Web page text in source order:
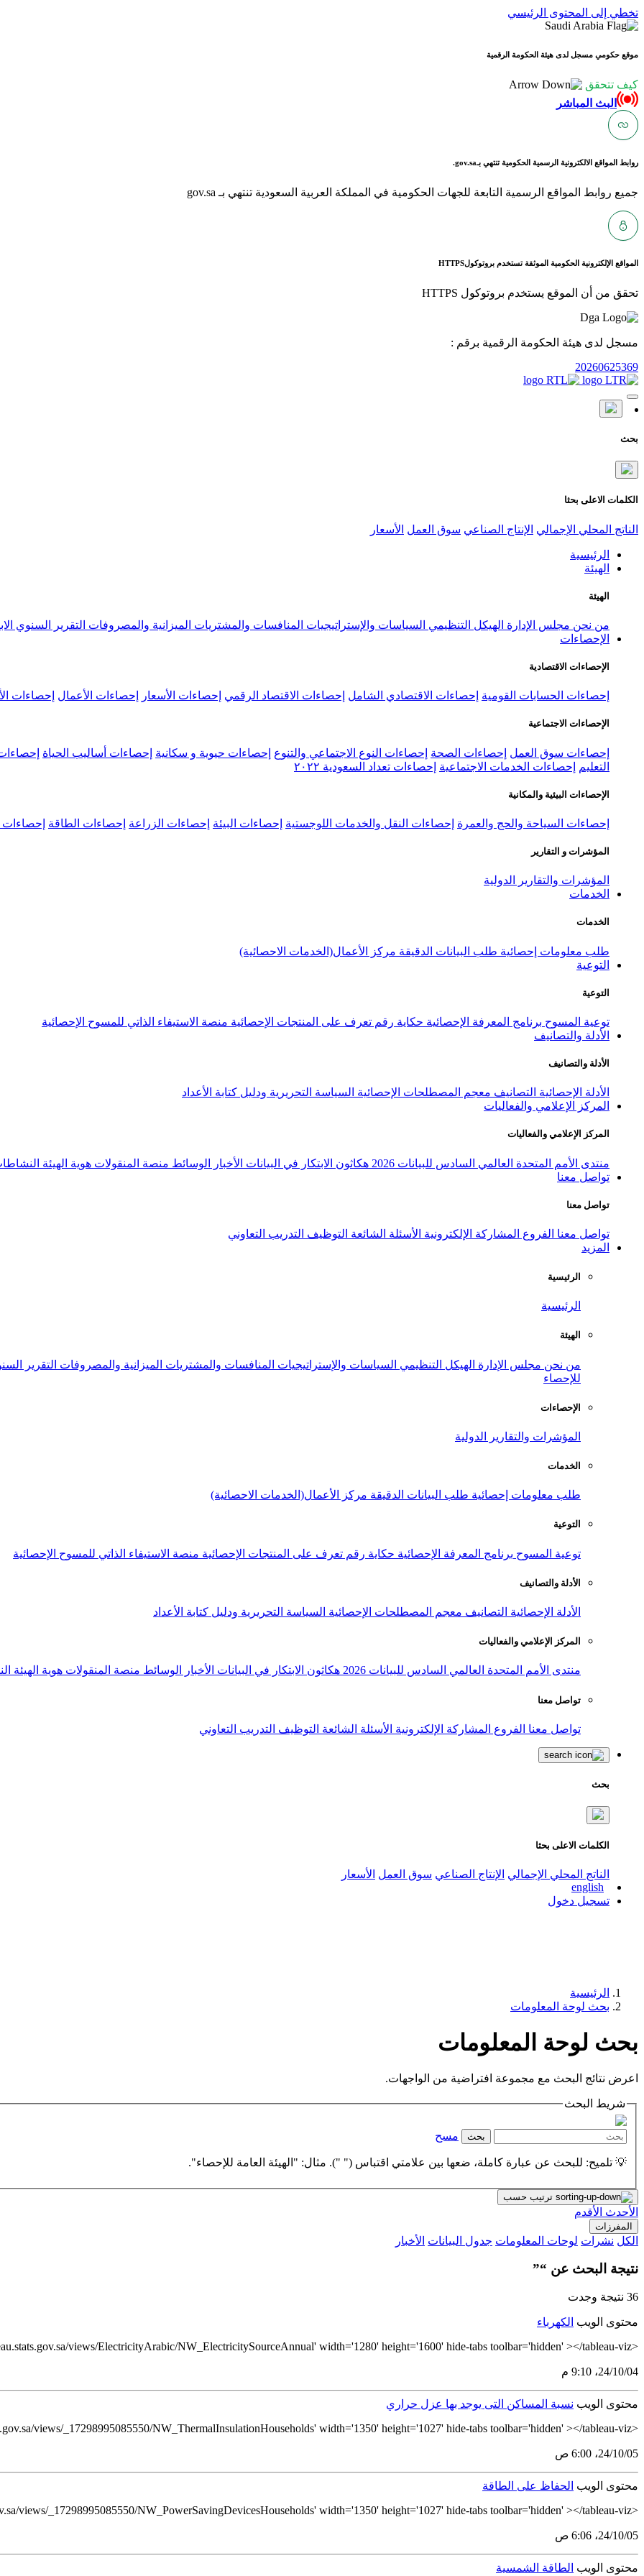
تخطي إلى المحتوى الرئيسي
موقع حكومي مسجل لدى هيئة الحكومة الرقمية
كيف تتحقق
البث المباشر
روابط المواقع الالكترونية الرسمية الحكومية تنتهي بـgov.sa.
جميع روابط المواقع الرسمية التابعة للجهات الحكومية في المملكة العربية السعودية تنتهي بـ gov.sa
المواقع الإلكترونية الحكومية الموثقة تستخدم بروتوكولHTTPS
تحقق من أن الموقع يستخدم بروتوكول HTTPS
مسجل لدى هيئة الحكومة الرقمية برقم :
20260625369
بحث
الكلمات الاعلى بحثا
الناتج المحلي الإجمالي الإنتاج الصناعي سوق العمل الأسعار
الرئيسية
الهيئة
الهيئة
من نحن مجلس الإدارة الهيكل التنظيمي السياسات والإستراتيجيات المنافسات والمشتريات الميزانية والمصروفات التقرير السنوي
الإحصاءات
الإحصاءات الاقتصادية
إحصاءات الحسابات القومية إحصاءات الاقتصادي الشامل إحصاءات الاقتصاد الرقمي إحصاءات الأسعار إحصاءات الأعمال إحصاءات
الإحصاءات الاجتماعية
إحصاءات سوق العمل إحصاءات الصحة إحصاءات النوع الاجتماعي والتنوع إحصاءات حيوية و سكانية إحصاءات أساليب الحياة
التعليم
إحصاءات الخدمات الاجتماعية إحصاءات تعداد السعودية ٢٠٢٢
الإحصاءات البيئية والمكانية
إحصاءات السياحة والحج والعمرة إحصاءات النقل والخدمات اللوجستية إحصاءات البيئة إحصاءات الزراعة إحصاءات الطاقة إحصاءات
المؤشرات و التقارير
المؤشرات والتقارير الدولية
الخدمات
الخدمات
طلب معلومات إحصائية طلب البيانات الدقيقة مركز الأعمال(الخدمات الاحصائية)
التوعية
التوعية
توعية المسوح برنامج المعرفة الإحصائية حكاية رقم تعرف على المنتجات الإحصائية منصة الاستيفاء الذاتي للمسوح الإحصائية
الأدلة والتصانيف
الأدلة والتصانيف
الأدلة الإحصائية التصانيف معجم المصطلحات الإحصائية السياسة التحريرية ودليل كتابة الأعداد
المركز الإعلامي والفعاليات
المركز الإعلامي والفعاليات
منتدى الأمم المتحدة العالمي السادس للبيانات 2026 هكاثون الابتكار في البيانات الأخبار الوسائط منصة المنقولات هوية الهيئة
تواصل معنا
تواصل معنا
تواصل معنا الفروع المشاركة الإلكترونية الأسئلة الشائعة التوظيف التدريب التعاوني
المزيد
الرئيسية
الرئيسية
الهيئة
من نحن مجلس الإدارة الهيكل التنظيمي السياسات والإستراتيجيات المنافسات والمشتريات الميزانية والمصروفات التقرير
للإحصاء
الإحصاءات
المؤشرات والتقارير الدولية
الخدمات
طلب معلومات إحصائية طلب البيانات الدقيقة مركز الأعمال(الخدمات الاحصائية)
التوعية
توعية المسوح برنامج المعرفة الإحصائية حكاية رقم تعرف على المنتجات الإحصائية منصة الاستيفاء الذاتي للمسوح الإحصائية
الأدلة والتصانيف
الأدلة الإحصائية التصانيف معجم المصطلحات الإحصائية السياسة التحريرية ودليل كتابة الأعداد
المركز الإعلامي والفعاليات
منتدى الأمم المتحدة العالمي السادس للبيانات 2026 هكاثون الابتكار في البيانات الأخبار الوسائط منصة المنقولات هوية الهيئة
تواصل معنا
تواصل معنا الفروع المشاركة الإلكترونية الأسئلة الشائعة التوظيف التدريب التعاوني
بحث
الكلمات الاعلى بحثا
الناتج المحلي الإجمالي الإنتاج الصناعي سوق العمل الأسعار
english
تسجيل دخول
الرئيسية
بحث لوحة المعلومات
بحث لوحة المعلومات
اعرض نتائج البحث مع مجموعة افتراضية من الواجهات.
شريط البحث
بحث مسح
💡 تلميح: للبحث عن عبارة كاملة، ضعها بين علامتي اقتباس (" "). مثال: "الهيئة العامة للإحصاء".
ترتيب حسب
الأحدث الأقدم
المفرزات
الكل نشرات لوحات المعلومات جدول البيانات الأخبار
نتيجة البحث عن “”
36 نتيجة وجدت
محتوى الويب الكهرباء
<tableau-viz id='tableau-viz' src='https://tableau.stats.gov.sa/views/ElectricityArabic/NW_ElectricitySourceAnnual' width='1280' height='1600' hide-tabs toolbar='hidden' ></tableau-viz>
04‏/10‏/24، 9:10 م
محتوى الويب نسبة المساكن التى يوجد بها عزل حراري
<tableau-viz id='tableau-viz' src='https://tableau.stats.gov.sa/views/_17298995085550/NW_ThermalInsulationHouseholds' width='1350' height='1027' hide-tabs toolbar='hidden' ></tableau-viz>
05‏/10‏/24، 6:00 ص
محتوى الويب الحفاظ على الطاقة
<tableau-viz id='tableau-viz' src='https://tableau.stats.gov.sa/views/_17298995085550/NW_PowerSavingDevicesHouseholds' width='1350' height='1027' hide-tabs toolbar='hidden' ></tableau-viz>
05‏/10‏/24، 6:06 ص
محتوى الويب الطاقة الشمسية